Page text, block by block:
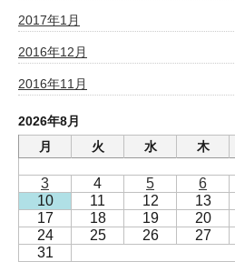
2017年1月
2016年12月
2016年11月
2026年8月
月
火 水 木
3
4 5 6
10
11 12 13
17
18 19 20
24
25 26 27
31